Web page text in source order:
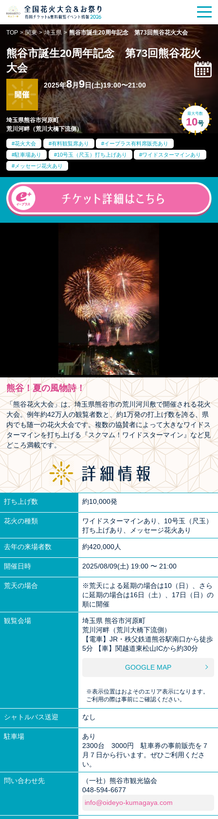
花火大会
HANABITO の道
有料観覧席販売一覧
ポスター一覧
SPICE レポート記事
今週末開催花火・祭一覧
TOP > 関東 > 埼玉県 > 熊谷市誕生20周年記念 第73回熊谷花火大会
熊谷市誕生20周年記念 第73回熊谷花火
大会
最大号数
10号
2025年8月 9日(土)19:00〜21:00
埼玉県熊谷市河原町
荒川河畔（荒川大橋下流側）
花火大会 有料観覧席あり
イープラス有料席販売あり
駐車場あり
10号玉（尺玉）打ち上げあり
ワイドスターマインあり
メッセージ花火あり
熊谷！夏の風物詩！
「熊谷花火大会」は、埼玉県熊谷市の荒川河川敷で開催される花火
大会。例年約42万人の観覧者数と、約1万発の打上げ数を誇る、県
内でも随一の花火大会です。複数の協賛者によって大きなワイドス
ターマインを打ち上げる『スクマム！ワイドスターマイン』など見
どころ満載です。
打ち上げ数 約10,000発
花火の種類
ワイドスターマインあり、10号玉（尺玉）
打ち上げあり、メッセージ花火あり
去年の来場者数 約420,000人
開催日時 2025/08/09(土) 19:00 〜 21:00
荒天の場合
※荒天による延期の場合は10（日）、さら
に延期の場合は16日（土）、17日（日）の
順に開催
観覧会場
埼玉県 熊谷市河原町
荒川河畔（荒川大橋下流側）
【電車】JR・秩父鉄道熊谷駅南口から徒歩
5分 【車】関越道東松山ICから約30分
GOOGLE MAP
※表示位置はおよそのエリア表示になります。
ご利用の際は事前にご確認ください。
シャトルバス送迎 なし
駐車場
あり
2300台 3000円 駐車券の事前販売を７
月７日から行います。ぜひご利用くださ
い。
問い合わせ先
（一社）熊谷市観光協会
048-594-6677
info@oideyo-kumagaya.com